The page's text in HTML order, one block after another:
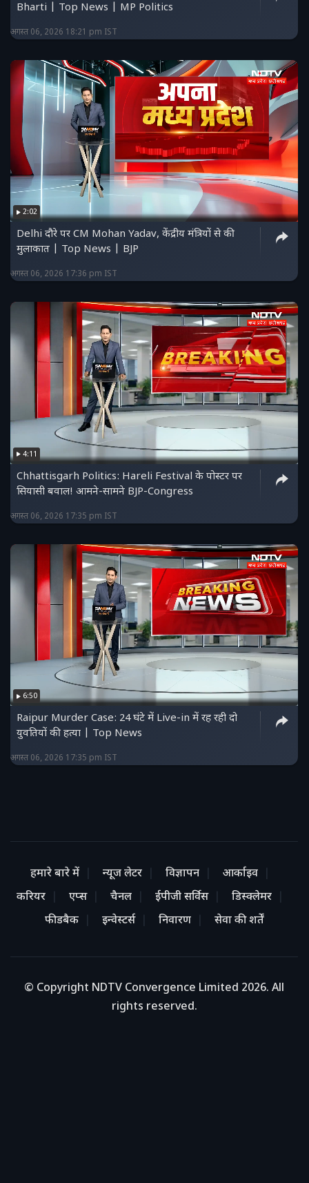
Bharti | Top News | MP Politics
अगस्त 06, 2026 18:21 pm IST
2:02
Delhi दौरे पर CM Mohan Yadav, केंद्रीय मंत्रियों से की
मुलाकात | Top News | BJP
अगस्त 06, 2026 17:36 pm IST
4:11
Chhattisgarh Politics: Hareli Festival के पोस्टर पर
सियासी बवाल! आमने-सामने BJP-Congress
अगस्त 06, 2026 17:35 pm IST
6:50
Raipur Murder Case: 24 घंटे में Live-in में रह रही दो
युवतियों की हत्या | Top News
अगस्त 06, 2026 17:35 pm IST
हमारे बारे में न्यूज लेटर विज्ञापन
आर्काइव
करियर
एप्स चैनल ईपीजी सर्विस
डिस्क्लेमर
फीडबैक
इन्वेस्टर्स निवारण सेवा की शर्तें
© Copyright NDTV Convergence Limited 2026. All
rights reserved.